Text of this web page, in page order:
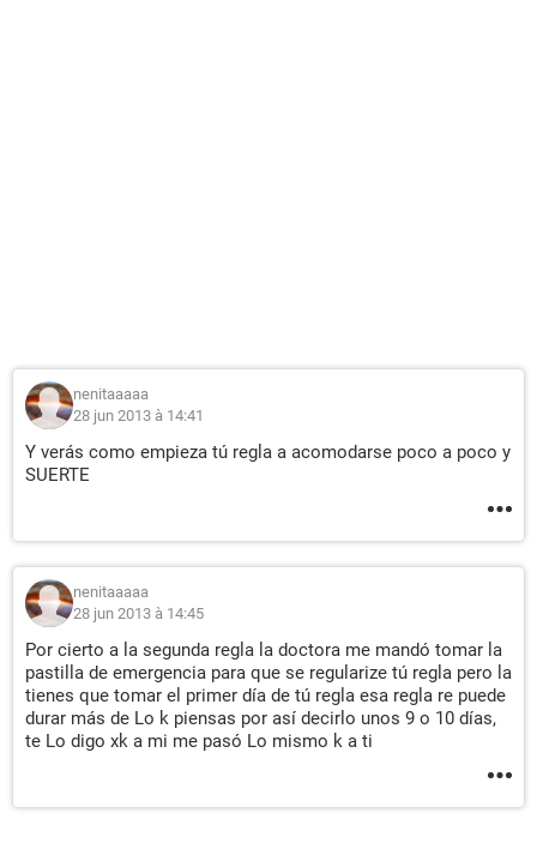
nenitaaaaa
28 jun 2013 à 14:41
Y verás como empieza tú regla a acomodarse poco a poco y
SUERTE
nenitaaaaa
28 jun 2013 à 14:45
Por cierto a la segunda regla la doctora me mandó tomar la
pastilla de emergencia para que se regularize tú regla pero la
tienes que tomar el primer día de tú regla esa regla re puede
durar más de Lo k piensas por así decirlo unos 9 o 10 días,
te Lo digo xk a mi me pasó Lo mismo k a ti